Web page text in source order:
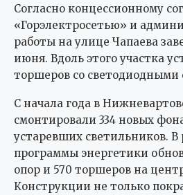
Согласно концессионному
«Горэлектросетью» и
работы на улице Чапаева
июня. Вдоль этого участка
торшеров со светодиодными
С начала года в
смонтировали 334 новых
устаревших светильников. В
программы энергетики
опор и 570 торшеров на
Конструкции не только